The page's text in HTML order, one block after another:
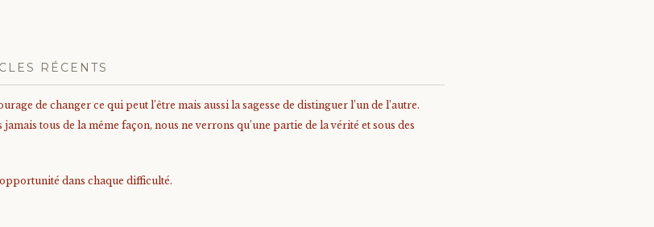
RÉCENTS
de changer ce qui peut l’être mais aussi la sagesse de distinguer l’un de l’autre.
tous de la même façon, nous ne verrons qu’une partie de la vérité et sous des
dans chaque difficulté.